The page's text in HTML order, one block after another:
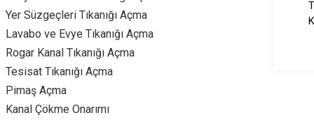
Yer Süzgeçleri Tıkanığı Açma
Lavabo ve Evye Tıkanığı Açma
Rogar Kanal Tıkanığı Açma
Tesisat Tıkanığı Açma
Pimaş Açma
Kanal Çökme Onarımı